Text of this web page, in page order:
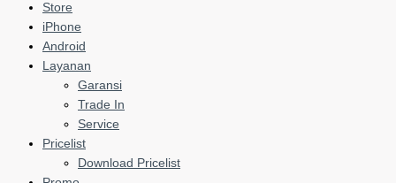
Store
iPhone
Android
Layanan
Garansi
Trade In
Service
Pricelist
Download Pricelist